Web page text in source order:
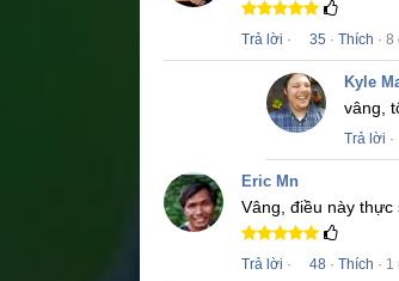
Trả lời · 35 · Thích ·
Kyle
vâng,
Trả lời ·
Eric Mn
Vâng, điều này thực
Trả lời · 48 · Thích ·